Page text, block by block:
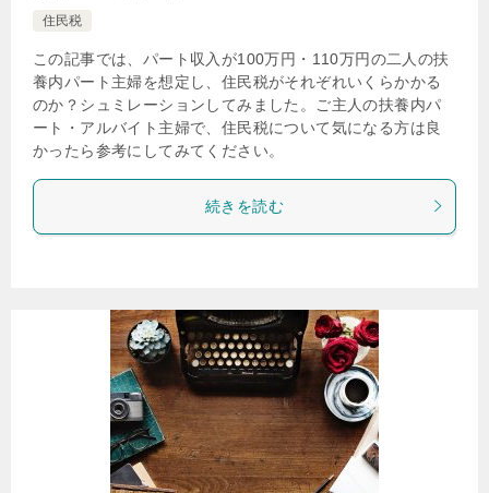
住民税
この記事では、パート収入が100万円・110万円の二人の扶
養内パート主婦を想定し、住民税がそれぞれいくらかかる
のか？シュミレーションしてみました。ご主人の扶養内パ
ート・アルバイト主婦で、住民税について気になる方は良
かったら参考にしてみてください。
続きを読む